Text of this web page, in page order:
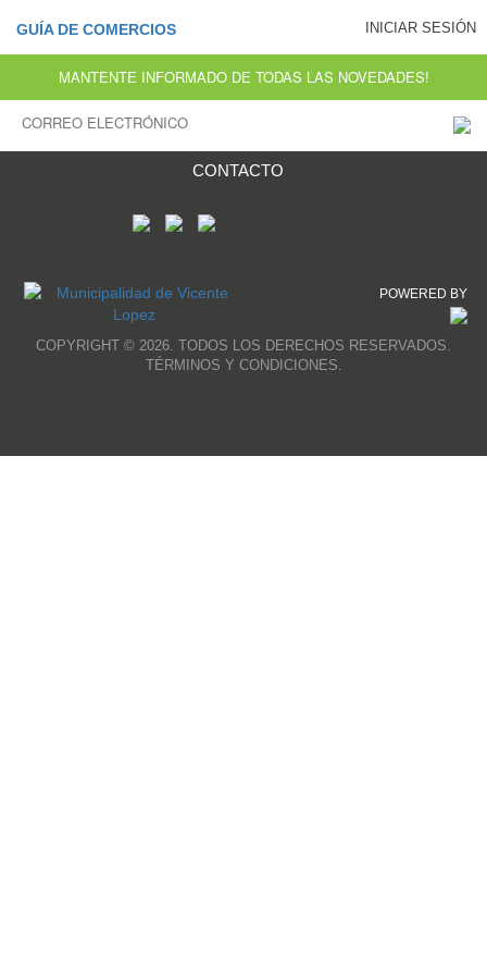
GUÍA DE COMERCIOS INICIAR SESIÓN
MANTENTE INFORMADO DE TODAS LAS NOVEDADES!
CONTACTO
POWERED BY
COPYRIGHT © 2026. TODOS LOS DERECHOS RESERVADOS.
TÉRMINOS Y CONDICIONES.